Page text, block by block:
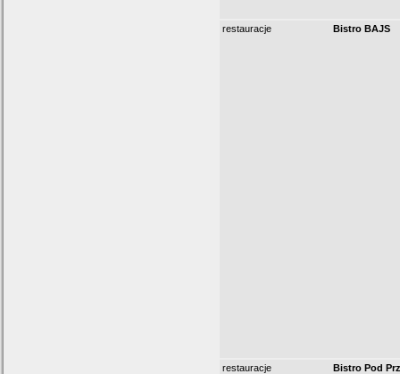
restauracje Bistro BAJS
restauracje Bistro Pod